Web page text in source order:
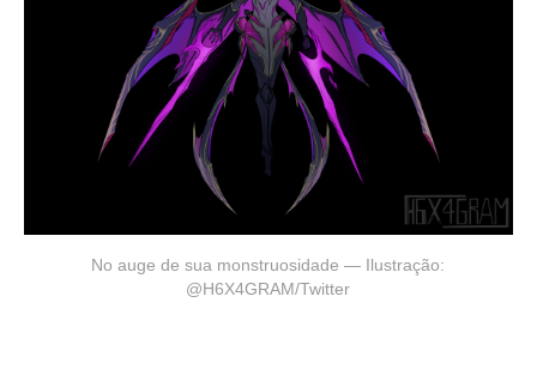
No auge de sua monstruosidade — Ilustração:
@H6X4GRAM/Twitter